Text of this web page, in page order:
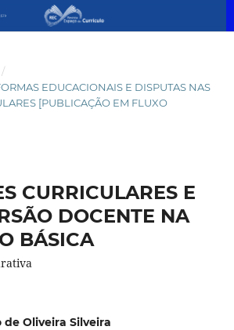
/
EDUCACIONAIS E DISPUTAS NAS
[PUBLICAÇÃO EM FLUXO
CURRICULARES E
DOCENTE NA
BÁSICA
Oliveira Silveira